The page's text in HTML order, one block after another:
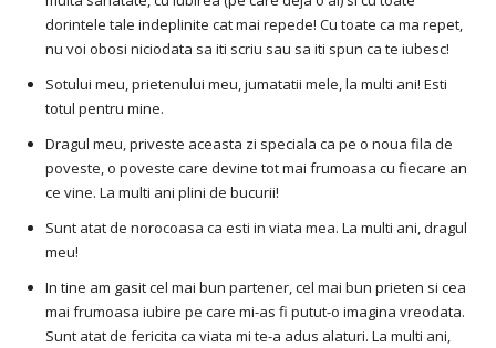
dorintele tale indeplinite cat mai repede! Cu toate ca ma repet,
nu voi obosi niciodata sa iti scriu sau sa iti spun ca te iubesc!
Sotului meu, prietenului meu, jumatatii mele, la multi ani! Esti
totul pentru mine.
Dragul meu, priveste aceasta zi speciala ca pe o noua fila de
poveste, o poveste care devine tot mai frumoasa cu fiecare an
ce vine. La multi ani plini de bucurii!
Sunt atat de norocoasa ca esti in viata mea. La multi ani, dragul
meu!
In tine am gasit cel mai bun partener, cel mai bun prieten si cea
mai frumoasa iubire pe care mi-as fi putut-o imagina vreodata.
Sunt atat de fericita ca viata mi te-a adus alaturi. La multi ani,